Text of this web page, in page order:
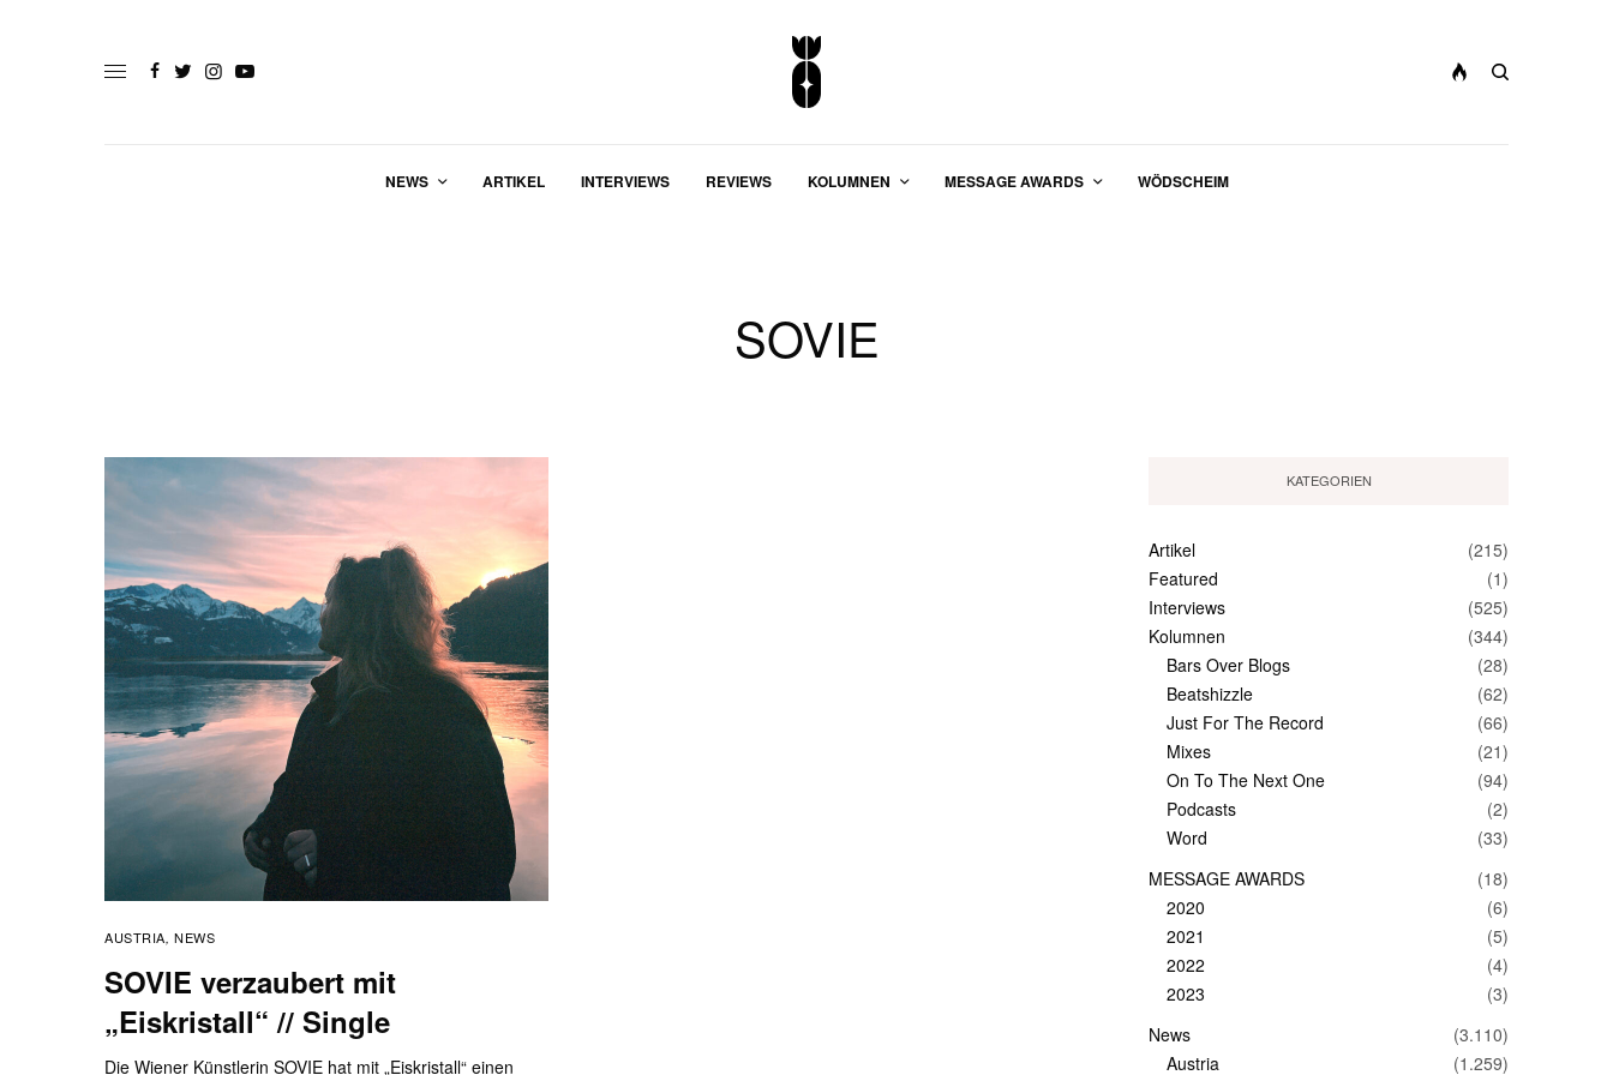
NEWS ARTIKEL INTERVIEWS REVIEWS KOLUMNEN MESSAGE AWARDS WÖDSCHEIM
SOVIE
AUSTRIA, NEWS
SOVIE verzaubert mit
„Eiskristall“ // Single
Die Wiener Künstlerin SOVIE hat mit „Eiskristall“ einen
KATEGORIEN
Artikel
(215)
Featured
(1)
Interviews
(525)
Kolumnen
(344)
Bars Over Blogs
(28)
Beatshizzle
(62)
Just For The Record
(66)
Mixes
(21)
On To The Next One
(94)
Podcasts
(2)
Word
(33)
MESSAGE AWARDS
(18)
2020
(6)
2021
(5)
2022
(4)
2023
(3)
News
(3.110)
Austria
(1.259)